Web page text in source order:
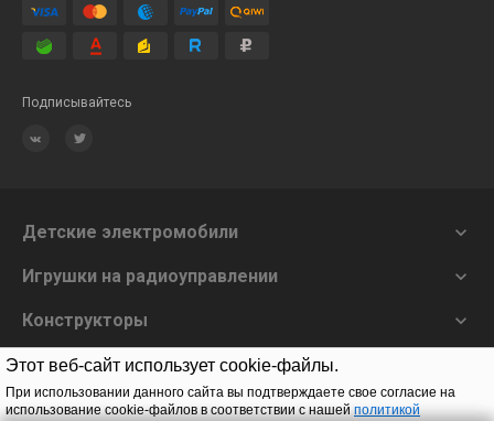
Этот веб-сайт использует cookie-файлы.
При использовании данного сайта вы подтверждаете свое согласие на
использование cookie-файлов в соответствии с нашейполитикой
Подписывайтесь
Детские электромобили 
Игрушки на радиоуправлении 
Конструкторы 
О нас